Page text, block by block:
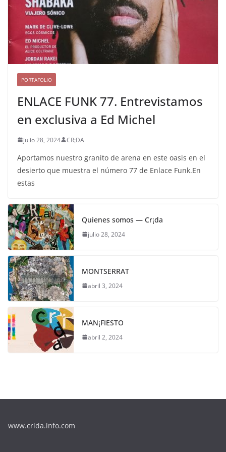
PORTAFOLIO
ENLACE FUNK 77. Entrevistamos
en exclusiva a Ed Michel
julio 28, 2024 CR¡DA
Aportamos nuestro granito de arena en este oasis en el
desierto que muestra el número 77 de Enlace Funk.En
estas
Quienes somos — Cr¡da
julio 28, 2024
MONTSERRAT
abril 3, 2024
MAN¡FIESTO
abril 2, 2024
www.crida.info.com